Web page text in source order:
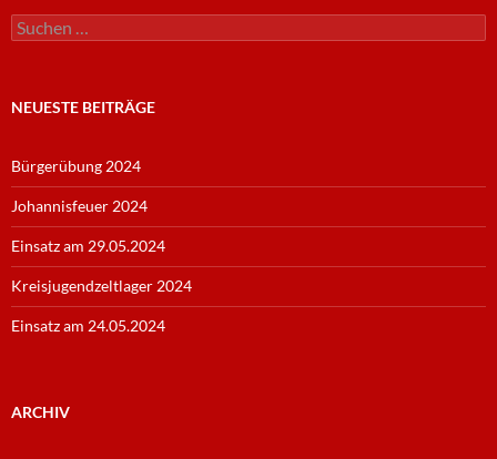
Suche
nach:
NEUESTE BEITRÄGE
Bürgerübung 2024
Johannisfeuer 2024
Einsatz am 29.05.2024
Kreisjugendzeltlager 2024
Einsatz am 24.05.2024
ARCHIV